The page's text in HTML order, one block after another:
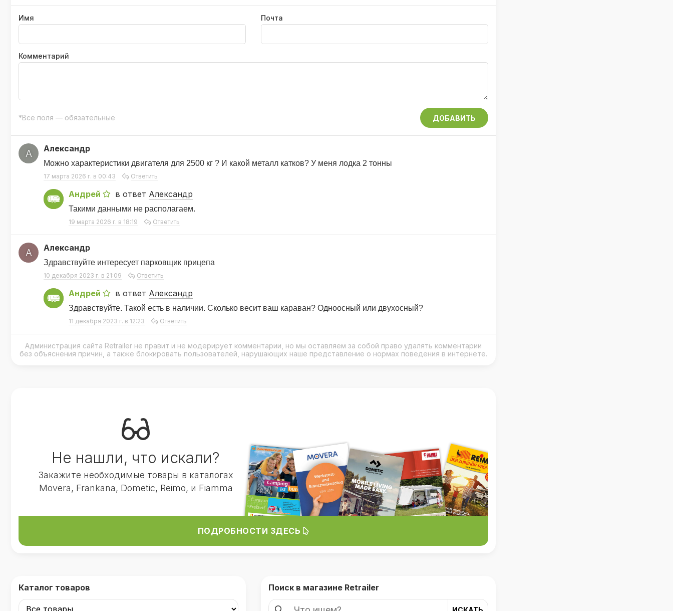
Комплект поставки
Зарядное устройство от 220 В;
Имя Почта
Комментарий
*Все поля — обязательные ДОБАВИТЬ
А Александр
Можно характеристики двигателя для 2500 кг ? И какой металл катков? У меня лодка 2 тонны
17 марта 2026 г. в 00:43 Ответить
А Андрей в ответ Александр
Такими данными не располагаем.
19 марта 2026 г. в 18:19 Ответить
А Александр
Здравствуйте интересует парковщик прицепа
10 декабря 2023 г. в 21:09 Ответить
А Андрей в ответ Александр
Здравствуйте. Такой есть в наличии. Сколько весит ваш караван? Одноосный или двухосный?
11 декабря 2023 г. в 12:23 Ответить
Администрация сайта Retrailer не правит и не модерирует комментарии, но мы оставляем за собой право удалять комментарии
без объяснения причин, а также блокировать пользователей, нарушающих наше представление о нормах поведения в интернете.
Не нашли, что искали?
Закажите необходимые товары в каталогах
Movera, Frankana, Dometic, Reimo, и Fiamma
ПОДРОБНОСТИ ЗДЕСЬ
Каталог товаров Поиск в магазине Retrailer